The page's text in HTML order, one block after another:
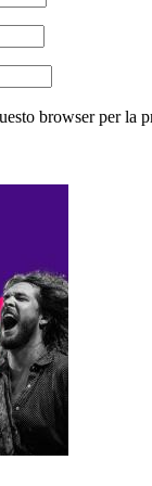
browser per la